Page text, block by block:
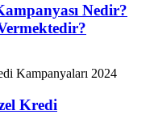
Nedir?
Kredi